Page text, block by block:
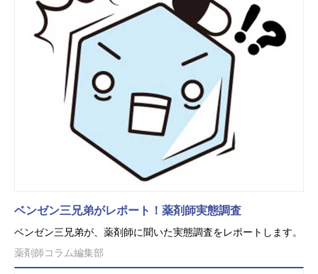
ベンゼン三兄弟がレポート！薬剤師実態調査
ベンゼン三兄弟が、薬剤師に聞いた実態調査をレポートします。
薬剤師コラム編集部